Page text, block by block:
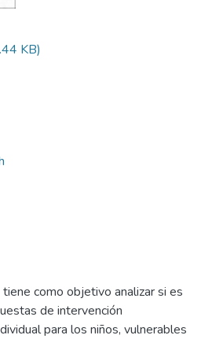
KB)
como objetivo analizar si es
de intervención
para los niños, vulnerables